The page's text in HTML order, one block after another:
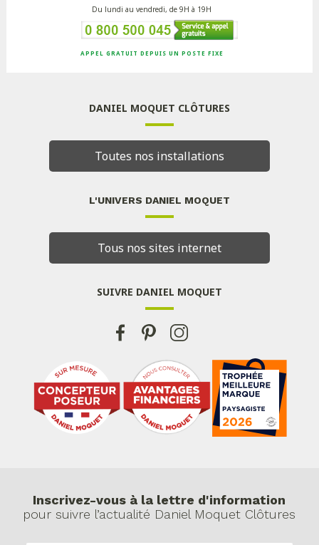
Du lundi au vendredi, de 9H à 19H
APPEL GRATUIT DEPUIS UN POSTE FIXE
DANIEL MOQUET CLÔTURES
Toutes nos installations
L'UNIVERS DANIEL MOQUET
Tous nos sites internet
SUIVRE DANIEL MOQUET
Inscrivez-vous à la lettre d'information
pour suivre l’actualité Daniel Moquet Clôtures